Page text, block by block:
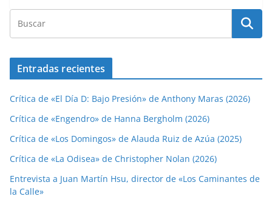
Entradas recientes
Crítica de «El Día D: Bajo Presión» de Anthony Maras (2026)
Crítica de «Engendro» de Hanna Bergholm (2026)
Crítica de «Los Domingos» de Alauda Ruiz de Azúa (2025)
Crítica de «La Odisea» de Christopher Nolan (2026)
Entrevista a Juan Martín Hsu, director de «Los Caminantes de
la Calle»